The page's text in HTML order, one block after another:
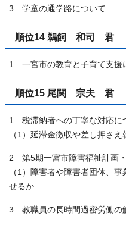
3 学童の通学路について
順位14 鵜飼 和司 君
1 一宮市の教育と子育て支援
順位15 尾関 宗夫 君
1 税滞納者への丁寧な対応に
（1）延滞金徴収や差し押さ
2 第5期一宮市障害福祉計画
（1）障害者や障害者団体、
せるか
3 教職員の長時間過密労働の